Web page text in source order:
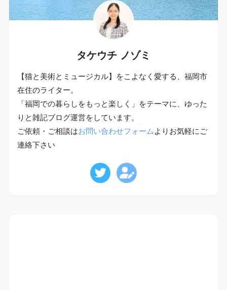
タケウチ ノゾミ
【猫と美術とミュージカル】をこよなく愛する、福岡市
在住のライター。
「福岡での暮らしをもっと楽しく」をテーマに、ゆった
りと雑記ブログ運営をしています。
ご依頼・ご相談はお問い合わせフォーム よりお気軽にご
連絡下さい